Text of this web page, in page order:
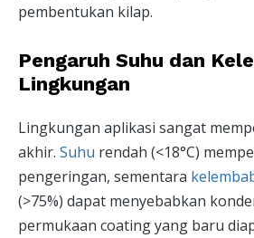
pembentukan kilap.
Pengaruh Suhu dan
Lingkungan
Lingkungan aplikasi sangat
akhir. Suhu rendah (<18°C)
pengeringan, sementara
(>75%) dapat menyebabkan
permukaan coating yang baru